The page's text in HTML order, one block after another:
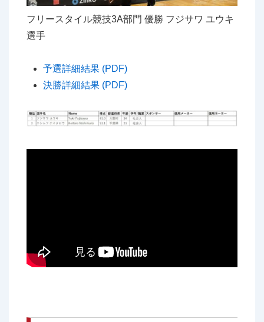
フリースタイル競技3A部門 優勝 フジサワ ユウキ
選手
予選詳細結果 (PDF)
決勝詳細結果 (PDF)